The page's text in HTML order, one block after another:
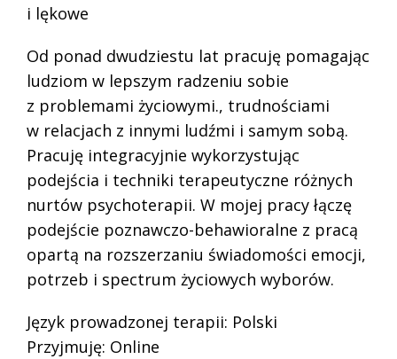
i lękowe
Od ponad dwudziestu lat pracuję pomagając
ludziom w lepszym radzeniu sobie
z problemami życiowymi., trudnościami
w relacjach z innymi ludźmi i samym sobą.
Pracuję integracyjnie wykorzystując
podejścia i techniki terapeutyczne różnych
nurtów psychoterapii. W mojej pracy łączę
podejście poznawczo-behawioralne z pracą
opartą na rozszerzaniu świadomości emocji,
potrzeb i spectrum życiowych wyborów.
Język prowadzonej terapii: Polski
Przyjmuję: Online